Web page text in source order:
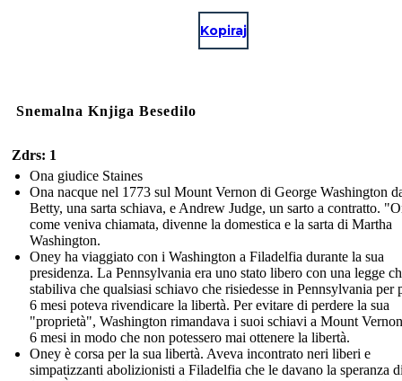
Kopiraj
Snemalna Knjiga Besedilo
Zdrs: 1
Ona giudice Staines
Ona nacque nel 1773 sul Mount Vernon di George Washington
Betty, una sarta schiava, e Andrew Judge, un sarto a contratto.
come veniva chiamata, divenne la domestica e la sarta di Martha
Washington.
Oney ha viaggiato con i Washington a Filadelfia durante la sua
presidenza. La Pennsylvania era uno stato libero con una legge
stabiliva che qualsiasi schiavo che risiedesse in Pennsylvania per
6 mesi poteva rivendicare la libertà. Per evitare di perdere la sua
"proprietà", Washington rimandava i suoi schiavi a Mount
6 mesi in modo che non potessero mai ottenere la libertà.
Oney è corsa per la sua libertà. Aveva incontrato neri liberi e
simpatizzanti abolizionisti a Filadelfia che le davano la speranza